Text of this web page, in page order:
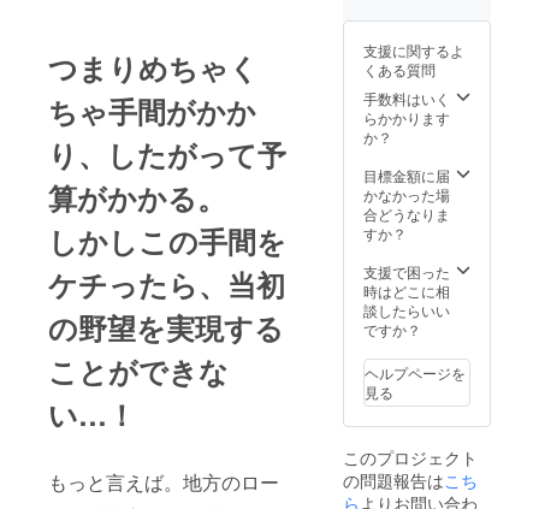
つまりめちゃく
ちゃ手間がかか
り、したがって予
算がかかる。
しかしこの手間を
ケチったら、当初
の野望を実現する
ことができな
い…！
もっと言えば。地方のロー
定で
す。 ＊
トーク
イベン
ト情報
は年明
公開 ＊
当日参
加でき
に、全
ての
トーク
イベン
画で後
されま
す。 ＊
スタッ
フとし
て参加
1冊 ●関
連トー
クイベ
ントの
パス
ポート
のサ
ポート
スタッ
（ス
タッフ
限定T
シャツ
＊トー
クイベ
ントは
展覧会
に5回程
開催予
定で
します
※本の出
版が万
が一！
間に合
わな
郵送し
ます
う ※東
日帰り
で来ら
れます
※交通費
旅費は
くださ
い ※会
場でチ
ケット
お渡し
します
※本の出
版が万
間に合
わな
かった
ら後日
ます
支援に関するよ
くある質問
手数料はいく
らかかります
か？
目標金額に届
かなかった場
合どうなりま
すか？
支援で困った
時はどこに相
談したらいい
ですか？
ヘルプページを
見る
このプロジェクト
の問題報告はこち
ら よりお問い合わ